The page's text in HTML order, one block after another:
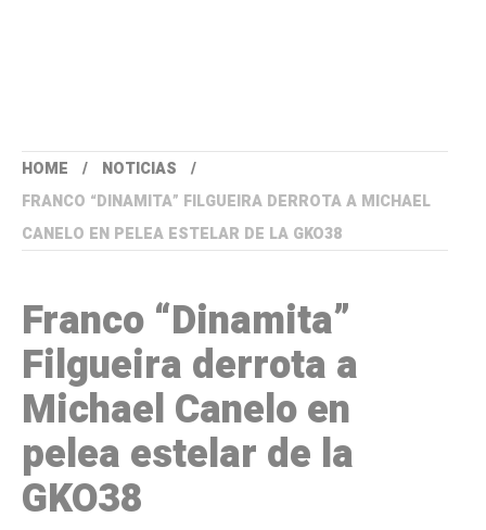
HOME
NOTICIAS
FRANCO “DINAMITA” FILGUEIRA DERROTA A MICHAEL
CANELO EN PELEA ESTELAR DE LA GKO38
Franco “Dinamita”
Filgueira derrota a
Michael Canelo en
pelea estelar de la
GKO38